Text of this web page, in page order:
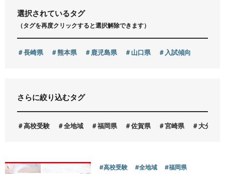
運営会社
選択されているタグ
（タグを再度クリックすると選択解除できます）
長崎県 熊本県 鹿児島県 山口県 入試傾向
さらに絞り込むタグ
高校受験 全地域 福岡県 佐賀県 宮崎県 大分県
#高校受験 #全地域
#福岡県